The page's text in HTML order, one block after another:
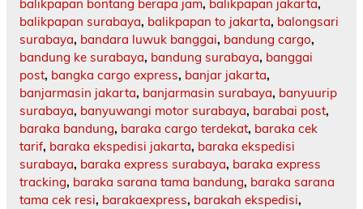
balikpapan bontang berapa jam, balikpapan jakarta,
balikpapan surabaya, balikpapan to jakarta, balongsari
surabaya, bandara luwuk banggai, bandung cargo,
bandung ke surabaya, bandung surabaya, banggai
post, bangka cargo express, banjar jakarta,
banjarmasin jakarta, banjarmasin surabaya, banyuurip
surabaya, banyuwangi motor surabaya, barabai post,
baraka bandung, baraka cargo terdekat, baraka cek
tarif, baraka ekspedisi jakarta, baraka ekspedisi
surabaya, baraka express surabaya, baraka express
tracking, baraka sarana tama bandung, baraka sarana
tama cek resi, barakaexpress, barakah ekspedisi,